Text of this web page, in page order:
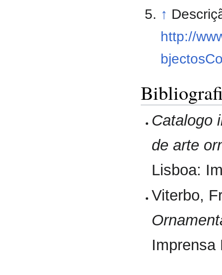
↑
http://
Catalogo
de arte
Lisboa:
Viterbo,
Imprensa